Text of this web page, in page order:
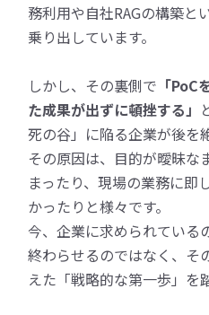
務利用や自社RAGの構築と
乗り出しています。
しかし、その裏側で 「
た成果が出ずに頓挫する」
死の谷」に陥る企業が後を
その原因は、目的が曖昧な
まったり、現場の業務に即
かったりと様々です。
今、企業に求められている
終わらせるのではなく、そ
えた「戦略的な第一歩」を